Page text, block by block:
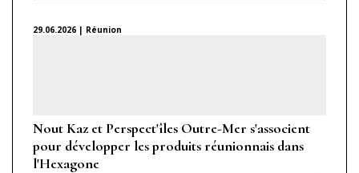
29.06.2026 | Réunion
Nout Kaz et Perspect'îles Outre-Mer s'associent
pour développer les produits réunionnais dans
l'Hexagone